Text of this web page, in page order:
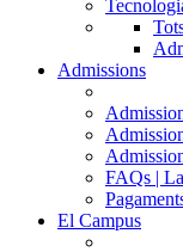
Admissions
FAQs |
El Campus